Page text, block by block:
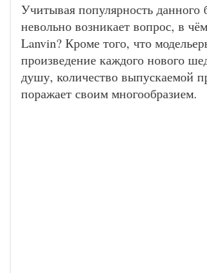
Учитывая популярность данного
невольно возникает вопрос, в
Lanvin? Кроме того, что
произведение каждого нового
душу, количество выпускаемой
поражает своим многообразием.